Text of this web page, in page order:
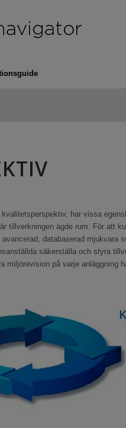
har vissa
tillverkningen ägde rum. För att
databaserad mjukvara
säkerställa och styra
miljörevision på varje anläggning